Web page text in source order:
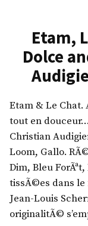
y
A
b
o
l
u
D
i
a
m
a
,
o
m
n
d
K
i
d
d
y
g
e
,
i
k
i
t
a
,
R
Etam,
Dolce
Etam & Le Chat.
tout en
Christian
Loom, Gallo.
Dim, Bleu
tissÃ©es dans
Jean-Louis
originalitÃ©